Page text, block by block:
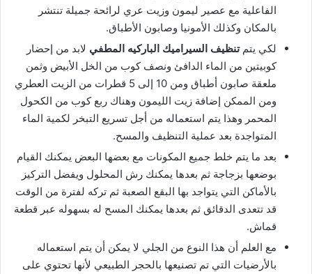
الفاعلية مع عصير ليمون وزيت عري لرائحة جميلة تنتشر
بالمكان وكذلك الأمونيا وصابون الأطباق.
لكي يتمتنظيف السيراميك الباركيه المطفي لابد من إحضار
كوبيتين من الماء الدافئ ونصف كوب من الخل الأبيض وثمن
ملعقة صابون أطباق ومن 10 إلى 5 قطرات من الزيت العطري
ومن الممكن إضافة زيت الليمون وهناك ربع كوب من الكحول
المحمر وهذا يتم استعماله من أجل تسريع التبخر لكمية الماء
المتواجدة بعد عملية التنظيف والمسح.
بعد ما يتم خلط جميع المكونات مع بعضها البعض يمكنك القيام
بوضعها بزجاجة ثم بعدها يمكنك رش المحلول ويفضل التركيز
بالأماكن التي يتواجد بها البقع الصعبة ثم تركه لفترة من الوقت
قد تتعدى الدقائق ثم بعدها يمكنك المسح له بسهوله عبر قطعة
قماش.
مع العلم أن هذا النوع من الجلي لا يمكن أن يتم استعماله
بالأرضيات التي تم تصنيعها بالحجر الطبيعي لأنها تحتوي على